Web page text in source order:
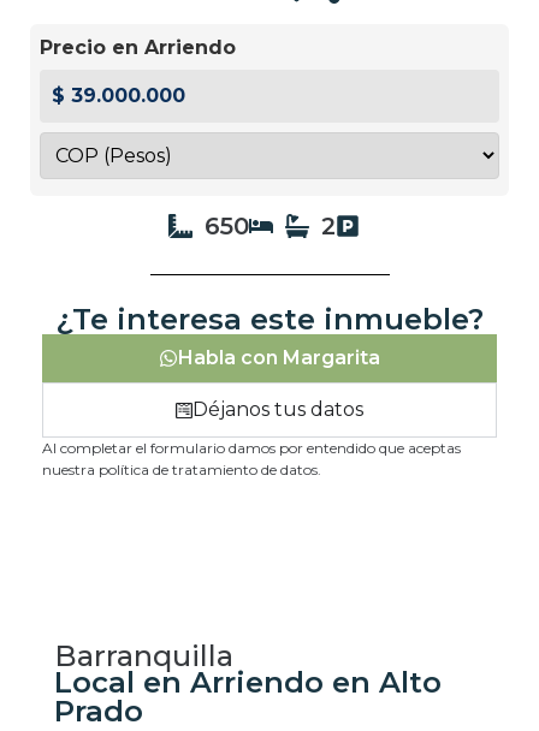
Precio en Arriendo
$ 39.000.000
650 2
¿Te interesa este inmueble?
Habla con Margarita
Déjanos tus datos
Al completar el formulario damos por entendido que aceptas
nuestra política de tratamiento de datos.
Barranquilla
Local en Arriendo en Alto
Prado